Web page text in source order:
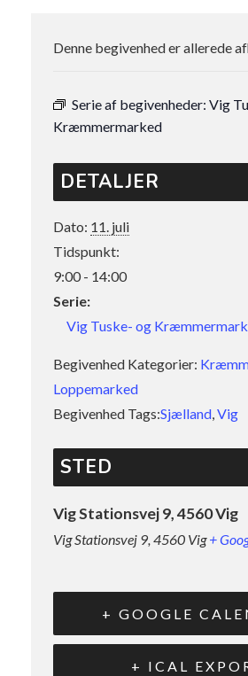
Denne begivenhed er allerede
Serie af begivenheder: Vig
Kræmmermarked
DETALJER
Dato: 11. juli
Tidspunkt:
9:00 - 14:00
Serie:
Vig Tuske- og
Begivenhed Kategorier:
Loppemarked
Begivenhed Tags:Sjælland,Vig
STED
Vig Stationsvej 9, 4560 Vig
Vig Stationsvej 9, 4560 Vig +
+ GOOGLE
+ ICAL